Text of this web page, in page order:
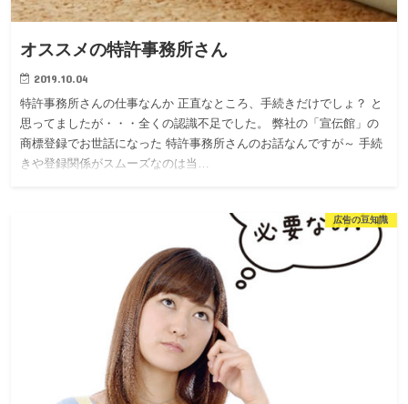
オススメの特許事務所さん
2019.10.04
特許事務所さんの仕事なんか 正直なところ、手続きだけでしょ？ と
思ってましたが・・・全くの認識不足でした。 弊社の「宣伝館」の
商標登録でお世話になった 特許事務所さんのお話なんですが～ 手続
きや登録関係がスムーズなのは当…
広告の豆知識